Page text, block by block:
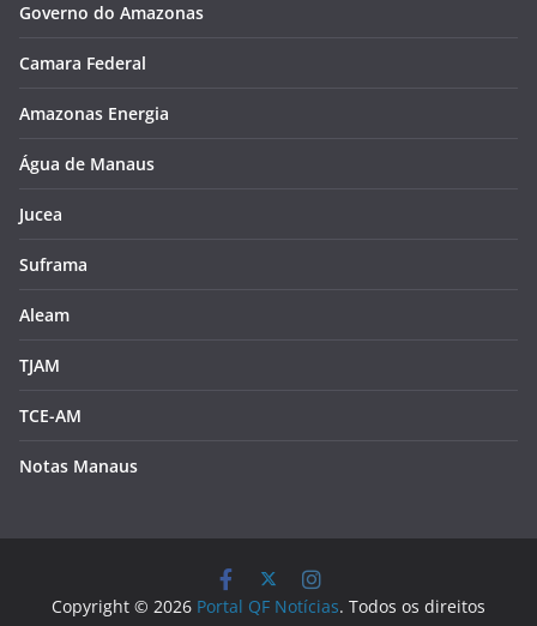
Governo do Amazonas
Camara Federal
Amazonas Energia
Água de Manaus
Jucea
Suframa
Aleam
TJAM
TCE-AM
Notas Manaus
Copyright © 2026 Portal QF Notícias. Todos os direitos